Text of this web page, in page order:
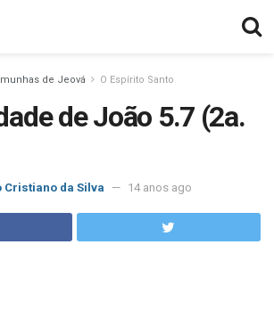
de Jeová O Espírito Santo
de João 5.7 (2a.
Cristiano da Silva 14 anos ago